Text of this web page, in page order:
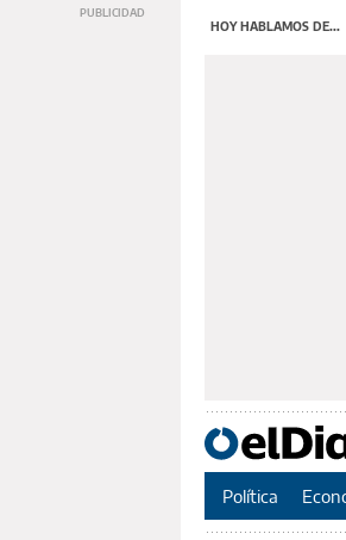
HOY HABLAMOS DE...
Política